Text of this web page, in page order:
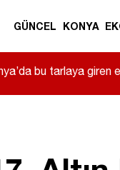
GÜNCEL KONYA
bu tarlaya giren